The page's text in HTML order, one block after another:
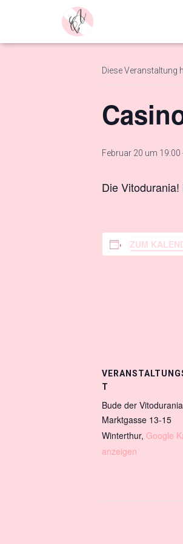
Diese Veranstaltung
Februar 20 um 19:00
Die
ZUM
T
Bude der
Marktgasse 13-15
Winterthur, Google
anzeigen